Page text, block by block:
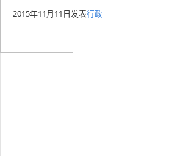
2015年11月11日发表行政